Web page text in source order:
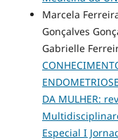
Marcela
Gonçalves
Gabrielle
DA MULHER:
Especial I